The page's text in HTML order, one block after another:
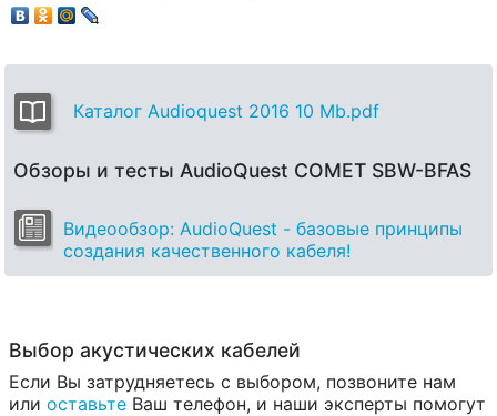
Каталог Audioquest 2016 10 Mb.pdf
Обзоры и тесты AudioQuest COMET SBW-BFAS
Видеообзор: AudioQuest - базовые принципы
создания качественного кабеля!
Выбор акустических кабелей
Если Вы затрудняетесь с выбором, позвоните нам
или оставьте Ваш телефон, и наши эксперты помогут